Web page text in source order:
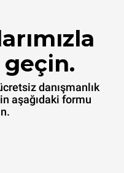
danışmanlık
aşağıdaki formu